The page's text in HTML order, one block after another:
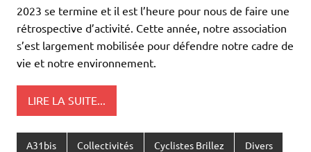
2023 se termine et il est l’heure pour nous de faire une
rétrospective d’activité. Cette année, notre association
s’est largement mobilisée pour défendre notre cadre de
vie et notre environnement.
LIRE LA SUITE...
A31bis Collectivités Cyclistes Brillez Divers